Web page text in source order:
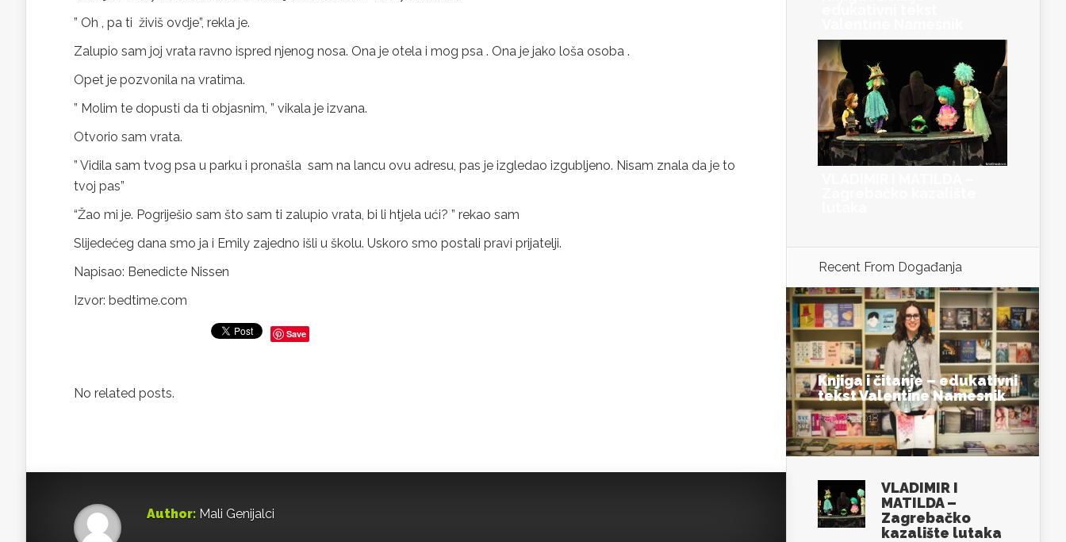
” Oh , pa ti živiš ovdje”, rekla je.
Zalupio sam joj vrata ravno ispred njenog nosa. Ona je otela i mog psa . Ona je jako loša osoba .
Opet je pozvonila na vratima.
” Molim te dopusti da ti objasnim, ” vikala je izvana.
Otvorio sam vrata.
” Vidila sam tvog psa u parku i pronašla sam na lancu ovu adresu, pas je izgledao izgubljeno. Nisam znala da je to
tvoj pas”
“Žao mi je. Pogriješio sam što sam ti zalupio vrata, bi li htjela ući? ” rekao sam
Slijedećeg dana smo ja i Emily zajedno išli u školu. Uskoro smo postali pravi prijatelji.
Napisao: Benedicte Nissen
Izvor: bedtime.com
Save
No related posts.
Author: Mali Genijalci
Recent From Događanja
Knjiga i čitanje – edukativni
tekst Valentine Namesnik
Feb 26, 2018
VLADIMIR I
MATILDA –
Zagrebačko
kazalište lutaka